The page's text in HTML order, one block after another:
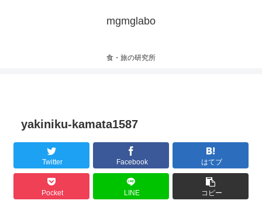
mgmglabo
食・旅の研究所
yakiniku-kamata1587
Twitter Facebook はてブ
Pocket LINE コピー